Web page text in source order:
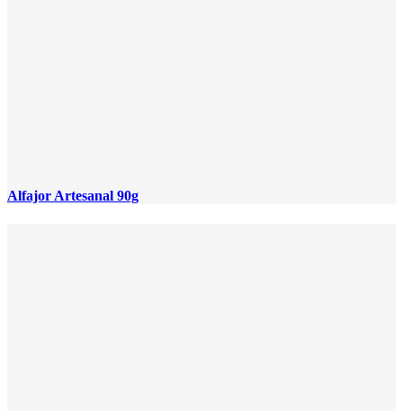
Alfajor Artesanal 90g